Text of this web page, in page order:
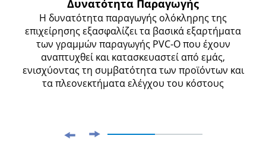
Δυνατότητα Παραγωγής
Η δυνατότητα παραγωγής ολόκληρης της
επιχείρησης εξασφαλίζει τα βασικά εξαρτήματα
των γραμμών παραγωγής PVC-O που έχουν
αναπτυχθεί και κατασκευαστεί από εμάς,
ενισχύοντας τη συμβατότητα των προϊόντων και
τα πλεονεκτήματα ελέγχου του κόστους